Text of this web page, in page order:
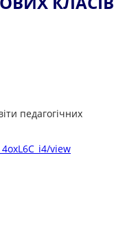
педагогічних
view